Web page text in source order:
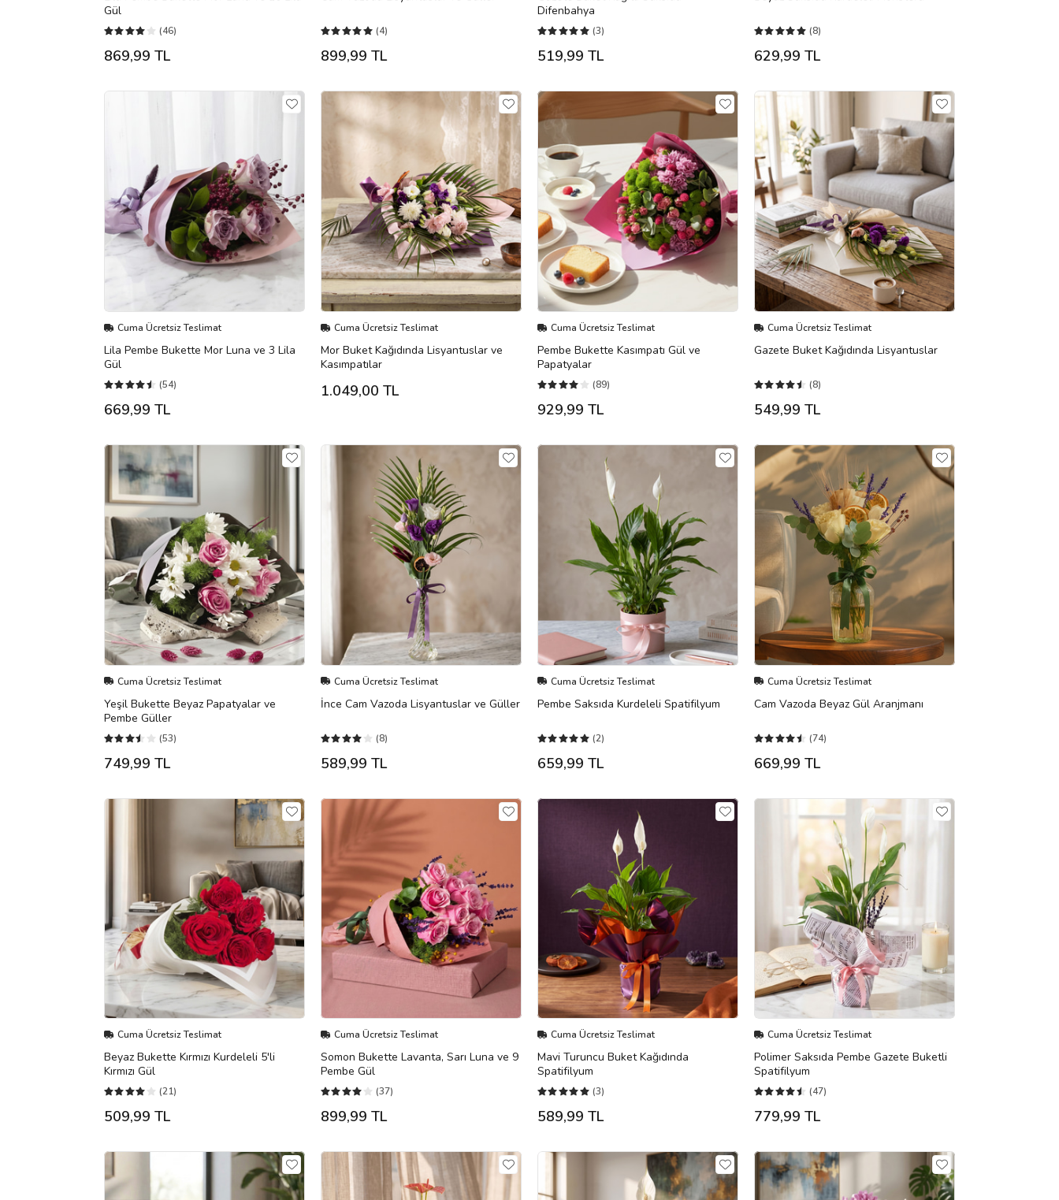
Gül
(46)
869,99 TL
(4)
899,99 TL
Difenbahya
(3)
519,99 TL
(8)
629,99 TL
Cuma Ücretsiz Teslimat
Lila Pembe Bukette Mor Luna ve 3 Lila
Gül
(54)
669,99 TL
Cuma Ücretsiz Teslimat
Mor Buket Kağıdında Lisyantuslar ve
Kasımpatılar
1.049,00 TL
Cuma Ücretsiz Teslimat
Pembe Bukette Kasımpatı Gül ve
Papatyalar
(89)
929,99 TL
Cuma Ücretsiz Teslimat
Gazete Buket Kağıdında Lisyantuslar
(8)
549,99 TL
Cuma Ücretsiz Teslimat
Yeşil Bukette Beyaz Papatyalar ve
Pembe Güller
(53)
749,99 TL
Cuma Ücretsiz Teslimat
İnce Cam Vazoda Lisyantuslar ve Güller
(8)
589,99 TL
Cuma Ücretsiz Teslimat
Pembe Saksıda Kurdeleli Spatifilyum
(2)
659,99 TL
Cuma Ücretsiz Teslimat
Cam Vazoda Beyaz Gül Aranjmanı
(74)
669,99 TL
Cuma Ücretsiz Teslimat
Beyaz Bukette Kırmızı Kurdeleli 5'li
Kırmızı Gül
(21)
509,99 TL
Cuma Ücretsiz Teslimat
Somon Bukette Lavanta, Sarı Luna ve 9
Pembe Gül
(37)
899,99 TL
Cuma Ücretsiz Teslimat
Mavi Turuncu Buket Kağıdında
Spatifilyum
(3)
589,99 TL
Cuma Ücretsiz Teslimat
Polimer Saksıda Pembe Gazete Buketli
Spatifilyum
(47)
779,99 TL